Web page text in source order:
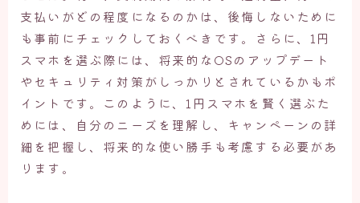
支払いがどの程度になるのかは、後悔しないために
も事前にチェックしておくべきです。さらに、1円
スマホを選ぶ際には、将来的なOSのアップデート
やセキュリティ対策がしっかりとされているかもポ
イントです。このように、1円スマホを賢く選ぶた
めには、自分のニーズを理解し、キャンペーンの詳
細を把握し、将来的な使い勝手も考慮する必要があ
ります。